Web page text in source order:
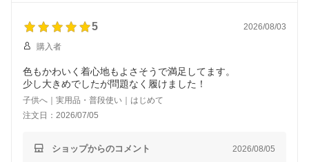
5 2026/08/03
購入者
色もかわいく着心地もよさそうで満足してます。
少し大きめでしたが問題なく履けました！
子供へ｜実用品・普段使い｜はじめて
注文日：2026/07/05
ショップからのコメント 2026/08/05